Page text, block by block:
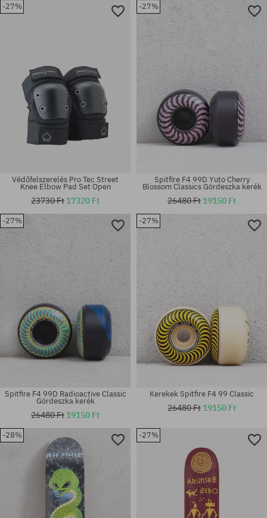
Elérhető méretek:
Elérhető méretek:
36
Elérhető méretek:
7.125; 7.67; 8.07; 8.46; 8.85
Elérhető méretek:
53
-27%
Elérhető méretek:
Védőfelszerelés Pro Tec Street
Knee Elbow Pad Set Open
23730 Ft 17320 Ft
-27%
Elérhető méretek:
Spitfire F4 99D Yuto Cherry
Blossom Classics Gördeszka kerék
26480 Ft 19150 Ft
-27%
Spitfire F4 99D Radioactive Classic
Gördeszka kerék
26480 Ft 19150 Ft
-27%
Kerekek Spitfire F4 99 Classic
26480 Ft 19150 Ft
-28% -27%